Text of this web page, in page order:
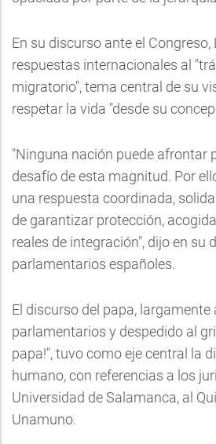
En su discurso ante el Congreso,
respuestas internacionales al
migratorio", tema central de su
respetar la vida "desde su
"Ninguna nación puede afrontar
desafío de esta magnitud. Por
una respuesta coordinada,
de garantizar protección,
reales de integración", dijo en su
parlamentarios españoles.
El discurso del papa,
parlamentarios y despedido al
papa!", tuvo como eje central la
humano, con referencias a los
Universidad de Salamanca, al
Unamuno.